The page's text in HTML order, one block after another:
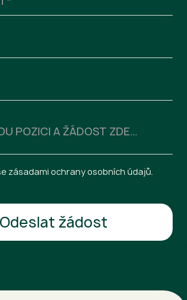
zásadami ochrany osobních údajů.